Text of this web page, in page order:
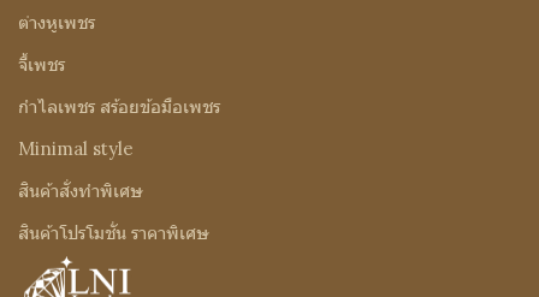
ต่างหูเพชร
จี้เพชร
กำไลเพชร สร้อยข้อมือเพชร
Minimal style
สินค้าสั่งทำพิเศษ
สินค้าโปรโมชั่น ราคาพิเศษ